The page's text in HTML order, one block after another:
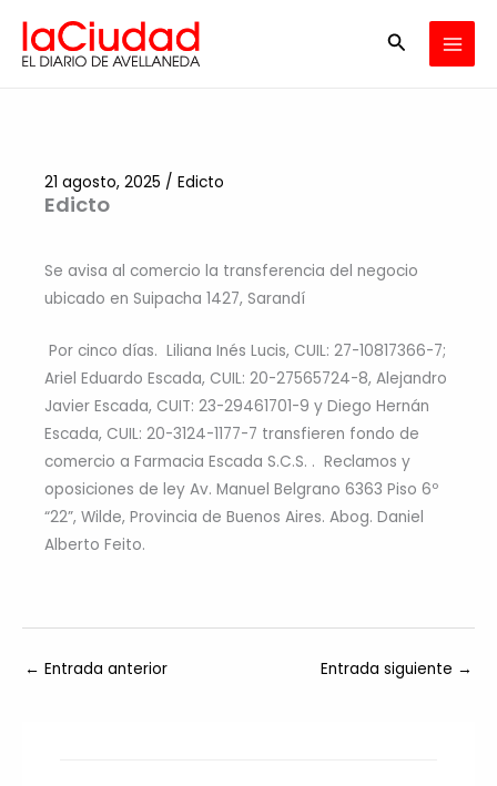
contenido
Buscar
Edicto
21 agosto, 2025 / Edicto
Se avisa al comercio la transferencia del negocio
ubicado en Suipacha 1427, Sarandí
Por cinco días. Liliana Inés Lucis, CUIL: 27-10817366-7;
Ariel Eduardo Escada, CUIL: 20-27565724-8, Alejandro
Javier Escada, CUIT: 23-29461701-9 y Diego Hernán
Escada, CUIL: 20-3124-1177-7 transfieren fondo de
comercio a Farmacia Escada S.C.S. . Reclamos y
oposiciones de ley Av. Manuel Belgrano 6363 Piso 6º
“22”, Wilde, Provincia de Buenos Aires. Abog. Daniel
Alberto Feito.
← Entrada anterior Entrada siguiente →